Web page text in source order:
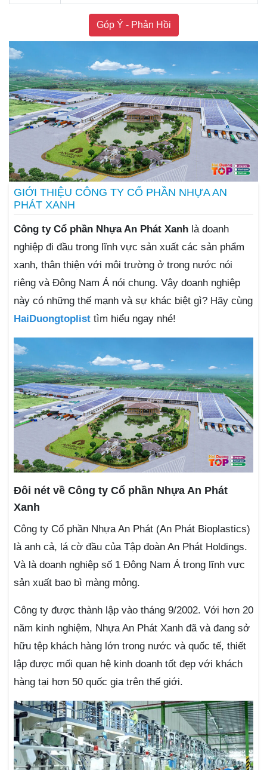
Góp Ý - Phản Hồi
GIỚI THIỆU CÔNG TY CỔ PHẦN NHỰA AN
PHÁT XANH
Công ty Cổ phần Nhựa An Phát Xanh là doanh
nghiệp đi đầu trong lĩnh vực sản xuất các sản phẩm
xanh, thân thiện với môi trường ở trong nước nói
riêng và Đông Nam Á nói chung. Vậy doanh nghiệp
này có những thế mạnh và sự khác biệt gì? Hãy cùng
HaiDuongtoplist tìm hiểu ngay nhé!
Đôi nét về Công ty Cổ phần Nhựa An Phát
Xanh
Công ty Cổ phần Nhựa An Phát (An Phát Bioplastics)
là anh cả, lá cờ đầu của Tập đoàn An Phát Holdings.
Và là doanh nghiệp số 1 Đông Nam Á trong lĩnh vực
sản xuất bao bì màng mỏng.
Công ty được thành lập vào tháng 9/2002. Với hơn 20
năm kinh nghiệm, Nhựa An Phát Xanh đã và đang sở
hữu tệp khách hàng lớn trong nước và quốc tế, thiết
lập được mối quan hệ kinh doanh tốt đẹp với khách
hàng tại hơn 50 quốc gia trên thế giới.